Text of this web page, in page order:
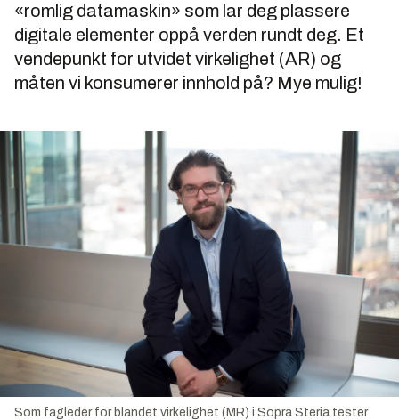
«romlig datamaskin» som lar deg plassere
digitale elementer oppå verden rundt deg. Et
vendepunkt for utvidet virkelighet (AR) og
måten vi konsumerer innhold på? Mye mulig!
Som fagleder for blandet virkelighet (MR) i Sopra Steria tester